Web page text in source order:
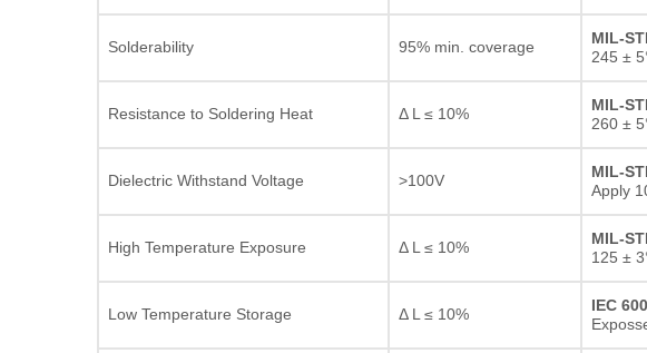
Solderability 95% min. coverage
MIL-
245 ±
Resistance to Soldering Heat Δ L ≤ 10%
MIL-
260 ±
Dielectric Withstand Voltage >100V
MIL-
Apply
High Temperature Exposure Δ L ≤ 10%
MIL-
125 ±
Low Temperature Storage Δ L ≤ 10%
IEC